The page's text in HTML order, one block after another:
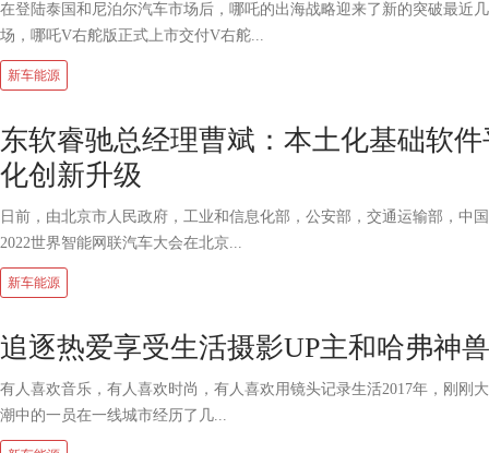
在登陆泰国和尼泊尔汽车市场后，哪吒的出海战略迎来了新的突破最近
场，哪吒V右舵版正式上市交付V右舵...
新车能源
东软睿驰总经理曹斌：本土化基础软
化创新升级
日前，由北京市人民政府，工业和信息化部，公安部，交通运输部，中
2022世界智能网联汽车大会在北京...
新车能源
追逐热爱享受生活摄影UP主和哈弗神
有人喜欢音乐，有人喜欢时尚，有人喜欢用镜头记录生活2017年，刚刚
潮中的一员在一线城市经历了几...